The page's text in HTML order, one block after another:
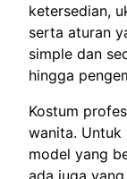
ketersedian,
serta aturan
simple dan
hingga
Kostum
wanita. Untuk
model yang
ada juga